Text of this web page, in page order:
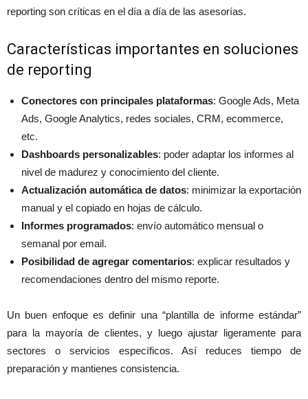
reporting son críticas en el día a día de las asesorías.
Características importantes en soluciones
de reporting
Conectores con principales plataformas: Google Ads, Meta
Ads, Google Analytics, redes sociales, CRM, ecommerce,
etc.
Dashboards personalizables: poder adaptar los informes al
nivel de madurez y conocimiento del cliente.
Actualización automática de datos: minimizar la exportación
manual y el copiado en hojas de cálculo.
Informes programados: envío automático mensual o
semanal por email.
Posibilidad de agregar comentarios: explicar resultados y
recomendaciones dentro del mismo reporte.
Un buen enfoque es definir una “plantilla de informe estándar”
para la mayoría de clientes, y luego ajustar ligeramente para
sectores o servicios específicos. Así reduces tiempo de
preparación y mantienes consistencia.